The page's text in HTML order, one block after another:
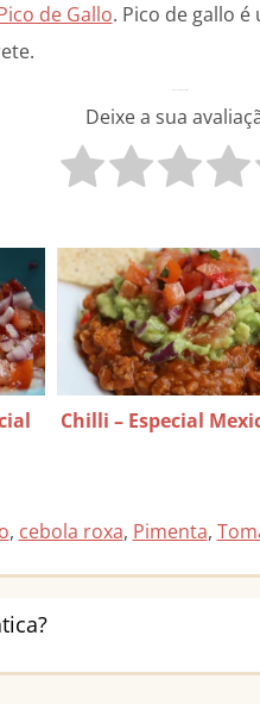
de Gallo. Pico de gallo
Deixe a sua
Chilli – Especial
, cebola roxa, Pimenta,